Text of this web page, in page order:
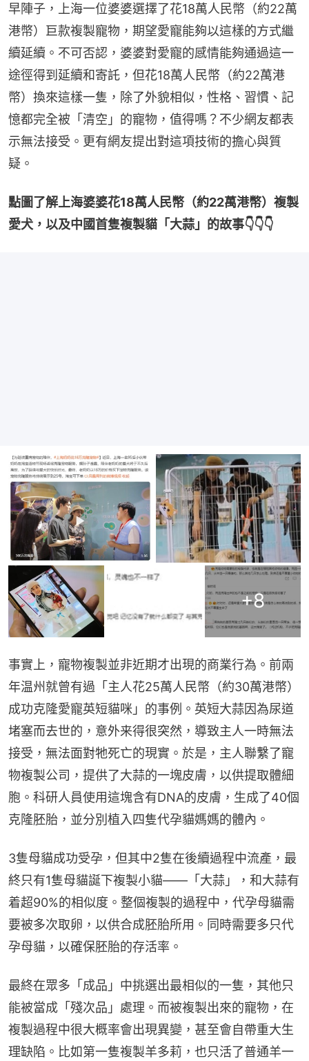
早陣子，上海一位婆婆選擇了花18萬人民幣（約22萬
港幣）巨款複製寵物，期望愛寵能夠以這樣的方式繼
續延續。不可否認，婆婆對愛寵的感情能夠通過這一
途徑得到延續和寄託，但花18萬人民幣（約22萬港
幣）換來這樣一隻，除了外貌相似，性格、習慣、記
憶都完全被「清空」的寵物，值得嗎？不少網友都表
示無法接受。更有網友提出對這項技術的擔心與質
疑。
點圖了解上海婆婆花18萬人民幣（約22萬港幣）複製
愛犬，以及中國首隻複製貓「大蒜」的故事👇👇👇
+8
事實上，寵物複製並非近期才出現的商業行為。前兩
年温州就曾有過「主人花25萬人民幣（約30萬港幣）
成功克隆愛寵英短貓咪」的事例。英短大蒜因為尿道
堵塞而去世的，意外来得很突然，導致主人一時無法
接受，無法面對牠死亡的現實。於是，主人聯繫了寵
物複製公司，提供了大蒜的一塊皮膚，以供提取體細
胞。科研人員使用這塊含有DNA的皮膚，生成了40個
克隆胚胎，並分別植入四隻代孕貓媽媽的體內。
3隻母貓成功受孕，但其中2隻在後續過程中流產，最
終只有1隻母貓誕下複製小貓——「大蒜」，和大蒜有
着超90%的相似度。整個複製的過程中，代孕母貓需
要被多次取卵，以供合成胚胎所用。同時需要多只代
孕母貓，以確保胚胎的存活率。
最終在眾多「成品」中挑選出最相似的一隻，其他只
能被當成「殘次品」處理。而被複製出來的寵物，在
複製過程中很大概率會出現異變，甚至會自帶重大生
理缺陷。比如第一隻複製羊多莉，也只活了普通羊一